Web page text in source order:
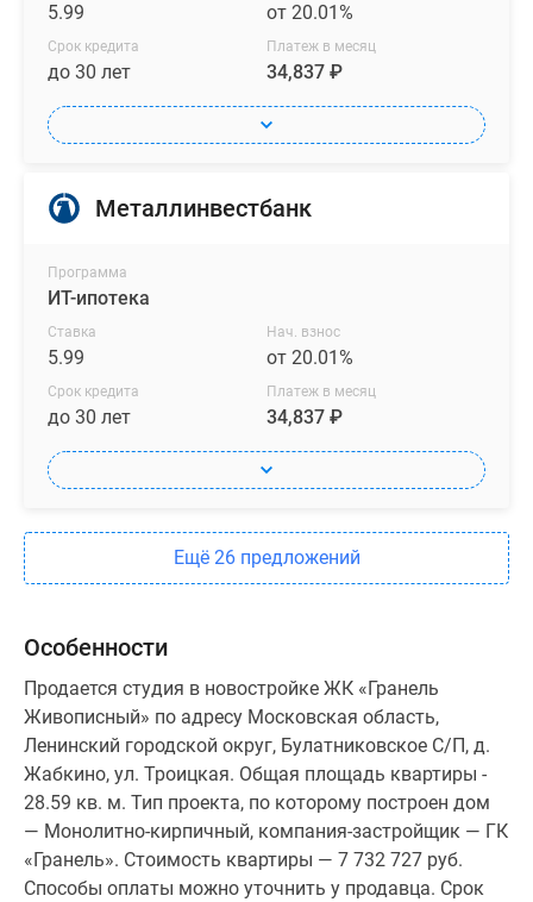
5.99 от 20.01%
Срок кредита
до 30 лет
Платеж в месяц
34,837 ₽
Металлинвестбанк
Программа
ИТ-ипотека
Ставка
5.99
Нач. взнос
от 20.01%
Срок кредита
до 30 лет
Платеж в месяц
34,837 ₽
Ещё 26 предложений
Особенности
Продается студия в новостройке ЖК «Гранель
Живописный» по адресу Московская область,
Ленинский городской округ, Булатниковское С/П, д.
Жабкино, ул. Троицкая. Общая площадь квартиры -
28.59 кв. м. Тип проекта, по которому построен дом
— Монолитно-кирпичный, компания-застройщик — ГК
«Гранель». Стоимость квартиры — 7 732 727 руб.
Способы оплаты можно уточнить у продавца. Срок